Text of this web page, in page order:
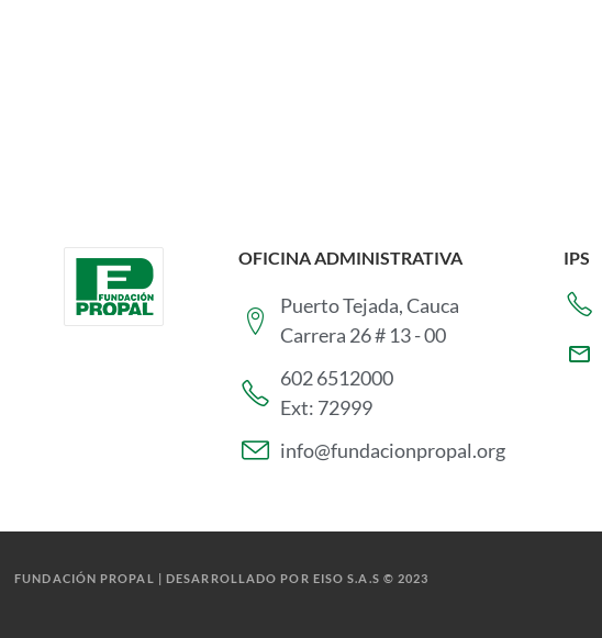
OFICINA ADMINISTRATIVA
Puerto Tejada, Cauca
Carrera 26 # 13 - 00
602 6512000
Ext: 72999
info@fundacionpropal.org
IPS
FUNDACIÓN PROPAL | DESARROLLADO POR EISO S.A.S © 2023